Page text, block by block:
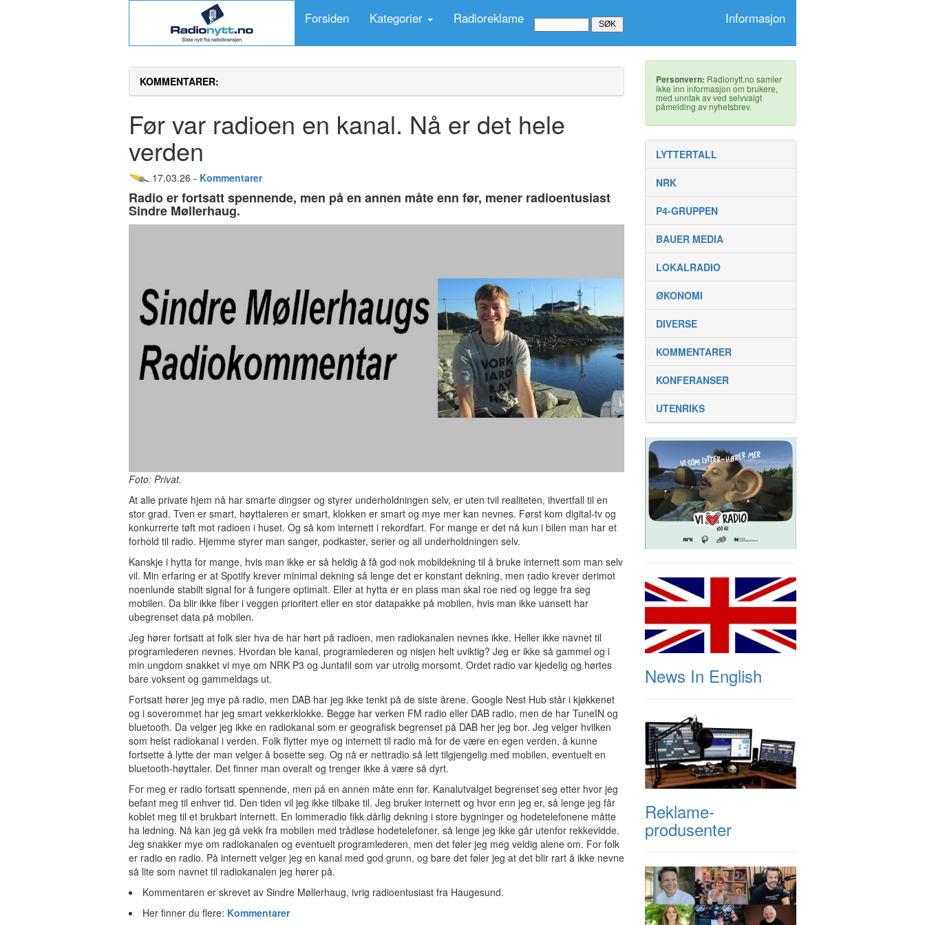
Forsiden Kategorier Radioreklame Informasjon
KOMMENTARER:
Før var radioen en kanal. Nå er det hele
verden
17.03.26 - Kommentarer
Radio er fortsatt spennende, men på en annen måte enn før, mener radioentusiast
Sindre Møllerhaug.
Foto: Privat.
At alle private hjem nå har smarte dingser og styrer underholdningen selv, er uten tvil realiteten, ihvertfall til en
stor grad. Tven er smart, høyttaleren er smart, klokken er smart og mye mer kan nevnes. Først kom digital-tv og
konkurrerte tøft mot radioen i huset. Og så kom internett i rekordfart. For mange er det nå kun i bilen man har et
forhold til radio. Hjemme styrer man sanger, podkaster, serier og all underholdningen selv.
Kanskje i hytta for mange, hvis man ikke er så heldig å få god nok mobildekning til å bruke internett som man selv
vil. Min erfaring er at Spotify krever minimal dekning så lenge det er konstant dekning, men radio krever derimot
noenlunde stabilt signal for å fungere optimalt. Eller at hytta er en plass man skal roe ned og legge fra seg
mobilen. Da blir ikke fiber i veggen prioritert eller en stor datapakke på mobilen, hvis man ikke uansett har
ubegrenset data på mobilen.
Jeg hører fortsatt at folk sier hva de har hørt på radioen, men radiokanalen nevnes ikke. Heller ikke navnet til
programlederen nevnes. Hvordan ble kanal, programlederen og nisjen helt uviktig? Jeg er ikke så gammel og i
min ungdom snakket vi mye om NRK P3 og Juntafil som var utrolig morsomt. Ordet radio var kjedelig og hørtes
bare voksent og gammeldags ut.
Fortsatt hører jeg mye på radio, men DAB har jeg ikke tenkt på de siste årene. Google Nest Hub står i kjøkkenet
og i soverommet har jeg smart vekkerklokke. Begge har verken FM radio eller DAB radio, men de har TuneIN og
bluetooth. Da velger jeg ikke en radiokanal som er geografisk begrenset på DAB her jeg bor. Jeg velger hvilken
som helst radiokanal i verden. Folk flytter mye og internett til radio må for de være en egen verden, å kunne
fortsette å lytte der man velger å bosette seg. Og nå er nettradio så lett tilgjengelig med mobilen, eventuelt en
bluetooth-høyttaler. Det finner man overalt og trenger ikke å være så dyrt.
For meg er radio fortsatt spennende, men på en annen måte enn før. Kanalutvalget begrenset seg etter hvor jeg
befant meg til enhver tid. Den tiden vil jeg ikke tilbake til. Jeg bruker internett og hvor enn jeg er, så lenge jeg får
koblet meg til et brukbart internett. En lommeradio fikk dårlig dekning i store bygninger og hodetelefonene måtte
ha ledning. Nå kan jeg gå vekk fra mobilen med trådløse hodetelefoner, så lenge jeg ikke går utenfor rekkevidde.
Jeg snakker mye om radiokanalen og eventuelt programlederen, men det føler jeg meg veldig alene om. For folk
er radio en radio. På internett velger jeg en kanal med god grunn, og bare det føler jeg at det blir rart å ikke nevne
så lite som navnet til radiokanalen jeg hører på.
Kommentaren er skrevet av Sindre Møllerhaug, ivrig radioentusiast fra Haugesund.
Her finner du flere: Kommentarer
Personvern: Radionytt.no samler
ikke inn informasjon om brukere,
med unntak av ved selvvalgt
påmelding av nyhetsbrev.
LYTTERTALL
NRK
P4-GRUPPEN
BAUER MEDIA
LOKALRADIO
ØKONOMI
DIVERSE
KOMMENTARER
KONFERANSER
UTENRIKS
News In English
Reklame-
produsenter